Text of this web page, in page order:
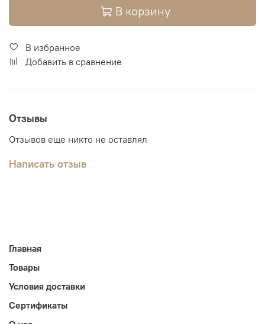
В корзину
В избранное
Добавить в сравнение
Отзывы
Отзывов еще никто не оставлял
Написать отзыв
Главная
Товары
Условия доставки
Сертификаты